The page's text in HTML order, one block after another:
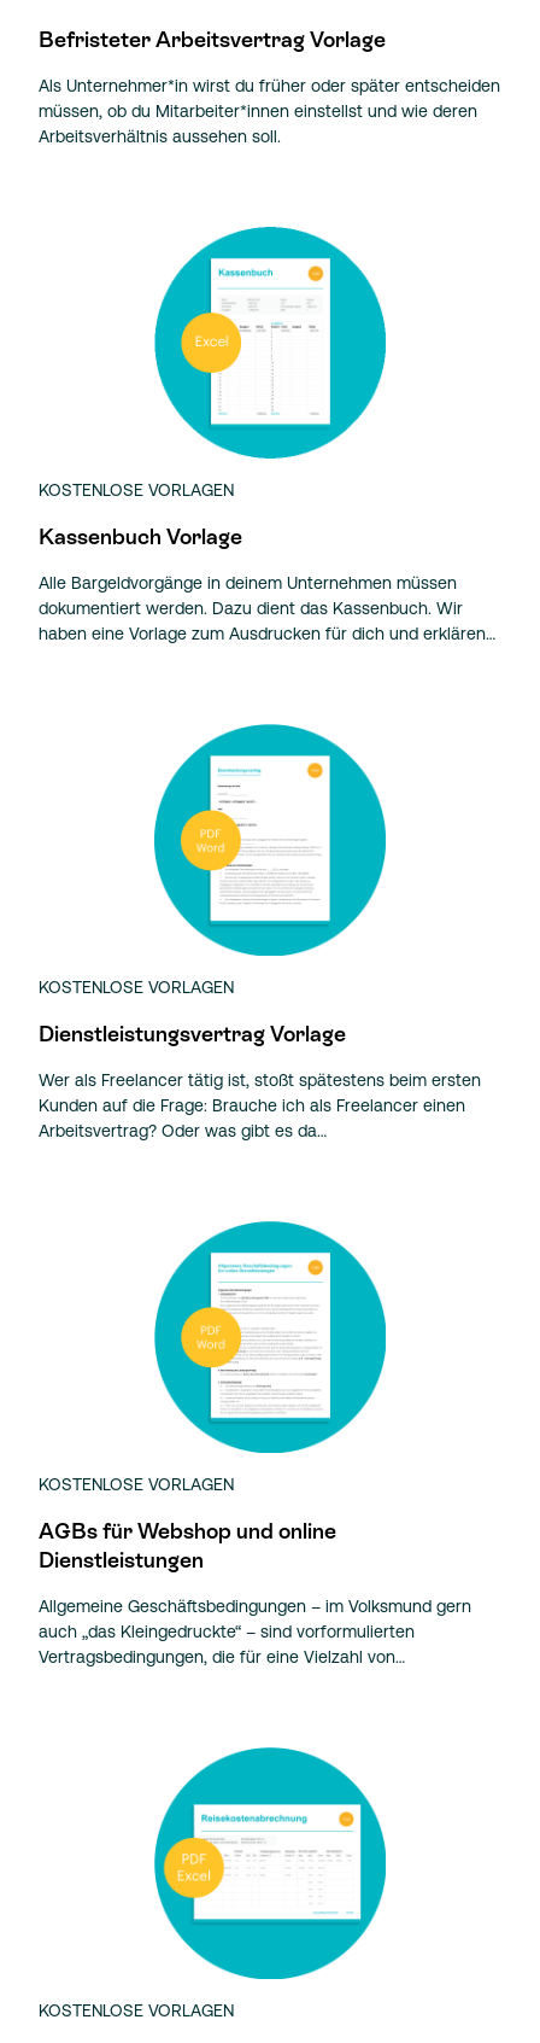
Befristeter Arbeitsvertrag Vorlage
Als Unternehmer*in wirst du früher oder später entscheiden
müssen, ob du Mitarbeiter*innen einstellst und wie deren
Arbeitsverhältnis aussehen soll.
KOSTENLOSE VORLAGEN
Kassenbuch Vorlage
Alle Bargeldvorgänge in deinem Unternehmen müssen
dokumentiert werden. Dazu dient das Kassenbuch. Wir
haben eine Vorlage zum Ausdrucken für dich und erklären…
KOSTENLOSE VORLAGEN
Dienstleistungsvertrag Vorlage
Wer als Freelancer tätig ist, stoßt spätestens beim ersten
Kunden auf die Frage: Brauche ich als Freelancer einen
Arbeitsvertrag? Oder was gibt es da…
KOSTENLOSE VORLAGEN
AGBs für Webshop und online
Dienstleistungen
Allgemeine Geschäftsbedingungen – im Volksmund gern
auch „das Kleingedruckte“ – sind vorformulierten
Vertragsbedingungen, die für eine Vielzahl von…
KOSTENLOSE VORLAGEN